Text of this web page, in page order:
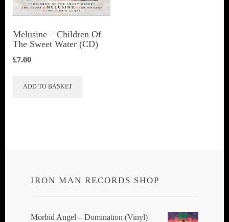
Melusine – Children Of
The Sweet Water (CD)
£7.00
ADD TO BASKET
IRON MAN RECORDS SHOP
Morbid Angel ‎– Domination (Vinyl)